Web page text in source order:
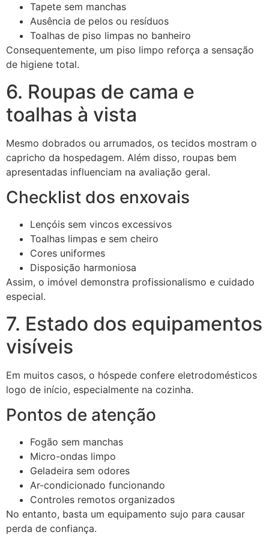
Tapete sem manchas
Ausência de pelos ou resíduos
Toalhas de piso limpas no banheiro
Consequentemente, um piso limpo reforça a sensação
de higiene total.
6. Roupas de cama e
toalhas à vista
Mesmo dobrados ou arrumados, os tecidos mostram o
capricho da hospedagem. Além disso, roupas bem
apresentadas influenciam na avaliação geral.
Checklist dos enxovais
Lençóis sem vincos excessivos
Toalhas limpas e sem cheiro
Cores uniformes
Disposição harmoniosa
Assim, o imóvel demonstra profissionalismo e cuidado
especial.
7. Estado dos equipamentos
visíveis
Em muitos casos, o hóspede confere eletrodomésticos
logo de início, especialmente na cozinha.
Pontos de atenção
Fogão sem manchas
Micro-ondas limpo
Geladeira sem odores
Ar-condicionado funcionando
Controles remotos organizados
No entanto, basta um equipamento sujo para causar
perda de confiança.